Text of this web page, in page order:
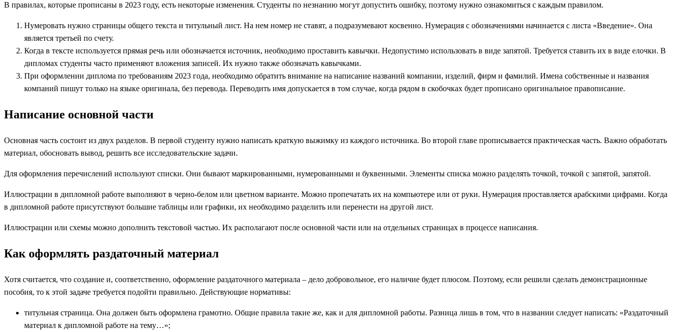
В правилах, которые прописаны в 2023 году, есть некоторые изменения. Студенты по незнанию могут допустить ошибку, поэтому нужно ознакомиться с каждым правилом.
Нумеровать нужно страницы общего текста и титульный лист. На нем номер не ставят, а подразумевают косвенно. Нумерация с обозначениями начинается с листа «Введение». Она
является третьей по счету.
Когда в тексте используется прямая речь или обозначается источник, необходимо проставить кавычки. Недопустимо использовать в виде запятой. Требуется ставить их в виде елочки. В
дипломах студенты часто применяют вложения записей. Их нужно также обозначать кавычками.
При оформлении диплома по требованиям 2023 года, необходимо обратить внимание на написание названий компании, изделий, фирм и фамилий. Имена собственные и названия
компаний пишут только на языке оригинала, без перевода. Переводить имя допускается в том случае, когда рядом в скобочках будет прописано оригинальное правописание.
Написание основной части
Основная часть состоит из двух разделов. В первой студенту нужно написать краткую выжимку из каждого источника. Во второй главе прописывается практическая часть. Важно обработать
материал, обосновать вывод, решить все исследовательские задачи.
Для оформления перечислений используют списки. Они бывают маркированными, нумерованными и буквенными. Элементы списка можно разделять точкой, точкой с запятой, запятой.
Иллюстрации в дипломной работе выполняют в черно-белом или цветном варианте. Можно пропечатать их на компьютере или от руки. Нумерация проставляется арабскими цифрами. Когда
в дипломной работе присутствуют большие таблицы или графики, их необходимо разделить или перенести на другой лист.
Иллюстрации или схемы можно дополнить текстовой частью. Их располагают после основной части или на отдельных страницах в процессе написания.
Как оформлять раздаточный материал
Хотя считается, что создание и, соответственно, оформление раздаточного материала – дело добровольное, его наличие будет плюсом. Поэтому, если решили сделать демонстрационные
пособия, то к этой задаче требуется подойти правильно. Действующие нормативы:
титульная страница. Она должен быть оформлена грамотно. Общие правила такие же, как и для дипломной работы. Разница лишь в том, что в названии следует написать: «Раздаточный
материал к дипломной работе на тему…»;